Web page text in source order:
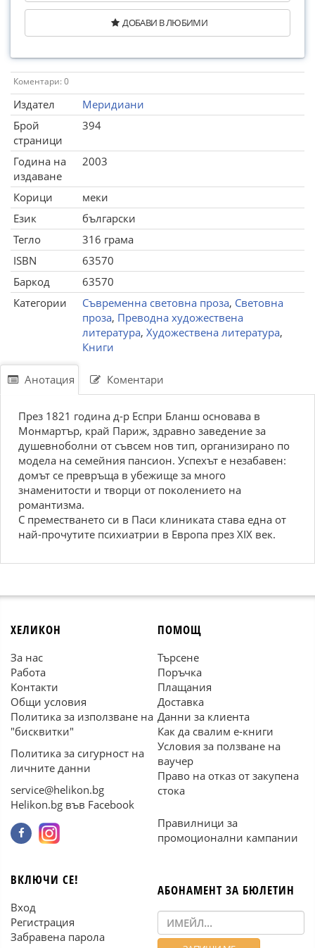
ДОБАВИ В ЛЮБИМИ
Коментари: 0
Издател
Меридиани
Брой
страници
394
Година на
издаване
2003
Корици
меки
Език
български
Тегло
316 грама
ISBN
63570
Баркод
63570
Категории
Съвременна световна проза, Световна
проза, Преводна художествена
литература, Художествена литература,
Книги
Анотация Коментари
През 1821 година д-р Еспри Бланш основава в
Монмартър, край Париж, здравно заведение за
душевноболни от съвсем нов тип, организирано по
модела на семейния пансион. Успехът е незабавен:
домът се превръща в убежище за много
знаменитости и творци от поколението на
романтизма.
С преместването си в Паси клиниката става една от
най-прочутите психиатрии в Европа през XIX век.
ХЕЛИКОН
За нас
Работа
Контакти
Общи условия
Политика за използване на
"бисквитки"
Политика за сигурност на
личните данни
service@helikon.bg
Helikon.bg във Facebook
ПОМОЩ
Търсене
Поръчка
Плащания
Доставка
Данни за клиента
Как да свалим е-книги
Условия за ползване на
ваучер
Право на отказ от закупена
стока
Правилници за
промоционални кампании
ВКЛЮЧИ СЕ!
Вход
Регистрация
Забравена парола
АБОНАМЕНТ ЗА БЮЛЕТИН